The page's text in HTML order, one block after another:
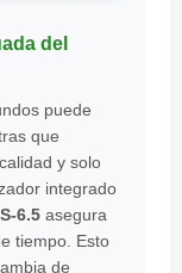
del
puede
que
y solo
integrado
6.5 asegura
tiempo. Esto
de